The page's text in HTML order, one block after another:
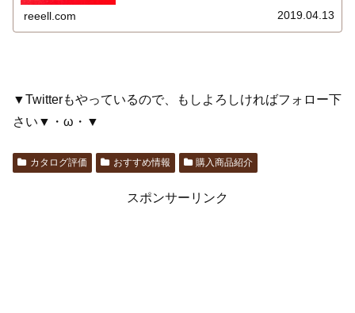
reeell.com 2019.04.13
▼Twitterもやっているので、もしよろしければフォロー下
さい▼・ω・▼
カタログ評価 おすすめ情報 購入商品紹介
スポンサーリンク